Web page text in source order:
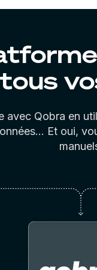
avec Qobra en
Et oui,